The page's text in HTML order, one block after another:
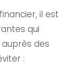
il est
qui
des
: